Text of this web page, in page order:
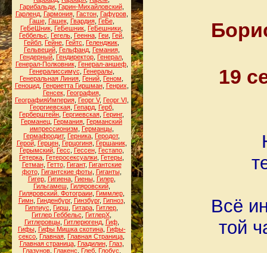
Гарибальди, Гарин-Михайловский,
Гарленд, Гармония, Гастон, Гафуров,
Гаше, Гашек, Гвардия, ГеБе,
ГеБеШник ГеБешник ГеБешники
Геббельс
Гегель Геенна Геи Гей
Гейбл Гейне Гейтс Геленджик
Гельвеций, Гельфанд, Гемания,
Гендерный Гендиректор Генерал
Генерал-Полковник, Генерал-аншеф,
Генералиссимус
Генералы,
Генеральная Линия Гений Геном
Геноцид, Генриетта Гиршман, Генрих
Генсек, География,
ГеографияИмперия, Георг V, Георг VI
Георгиевская, Гепард, Герб,
Герберштейн Гергиевская Геринг,
Германец Германия Германский
импрессионизм
Германцы,
Гермафродит, Герника Геродот,
Герой, Герцен, Герцогиня, Гершаник,
Герымский, Гесс Гессен, Гестапо,
Гетерка Гетеросексуалки Гетеры
Гетман, Гетто, Гигант, Гигантские
фото, Гигантские фоты, Гиганты,
Гигер, Гигиена, Гиены, Гилер,
Гильгамеш
Гиляровский,
Гиляровский. Фотограии, Гиммлер,
Гимн, Гинденбург, Гинзбург, Гипноз,
Гиппиус
Гирш Гитара Гитлер
Гитлер Геббельс
ГитлерХ
Гитлеровцы, Гитлерюгенд, Гиф,
Гифы, Гифы Мишка скотина, Гифы-
сексо Главная Главная Страница
Главная страница, Гладилин, Глаз,
Глазунов, Глакенс Глеб, Глобус
19
Всё
той